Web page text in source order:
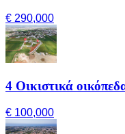
€ 290,000
4 Οικιστικά
€ 100,000